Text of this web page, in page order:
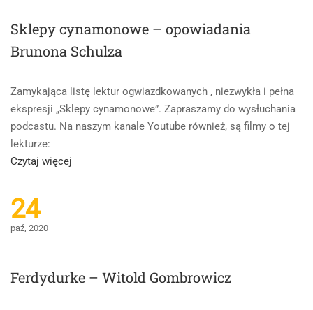
Sklepy cynamonowe – opowiadania
Brunona Schulza
Zamykająca listę lektur ogwiazdkowanych , niezwykła i pełna
ekspresji „Sklepy cynamonowe”. Zapraszamy do wysłuchania
podcastu. Na naszym kanale Youtube również, są filmy o tej
lekturze:
Read
about
Sklepy
cynamonowe
Brunona
Czytaj więcej
24
paź, 2020
Ferdydurke – Witold Gombrowicz